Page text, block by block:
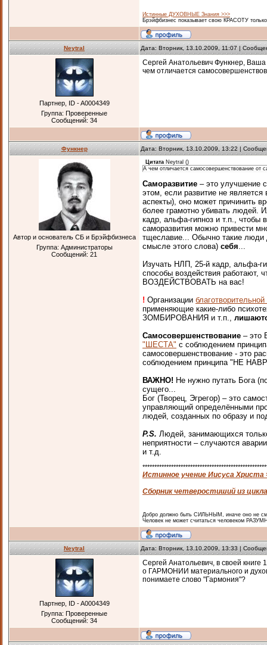
Истинные ДУХОВНЫЕ Знания >>>
Брэйфбизнес показывает свою КРАСОТУ
Neytral Дата: Вторник, 13.10.2009, 11:07 |
Партнер, ID - A0004349
Группа: Проверенные
Сообщений: 34
Сергей Анатольевич Функнер, Ваша
чем отличается
Функнер Дата: Вторник, 13.10.2009, 13:22 |
Автор и основатель СБ и Брэйфбизнеса
Группа: Администраторы
Сообщений: 21
Цитата Neytral ()
А чем отличается самосовершенствование от
Саморазвитие – это улучшение
этом, если развитие не
аспекты), оно может причинить
более грамотно убивать людей.
кадр, альфа-гипноз и т.п.,
саморазвития можно привести
тщеславие... Обычно такие люди
смысле этого слова) себя...
Изучать НЛП, 25-й кадр, альфа-
способы воздействия работают,
ВОЗДЕЙСТВОВАТЬ на вас!
! Организации
применяющие какие-либо
ЗОМБИРОВАНИЯ и т.п.,
Самосовершенствование – это
"ШЕСТА" с соблюдением
самосовершенствование - это
соблюдением принципа "НЕ
ВАЖНО! Не нужно путать Бога
сущего...
Бог (Творец, Эгрегор) – это
управляющий определёнными
людей, созданных по образу и
P.S. Людей, занимающихся
неприятности – случаются
и т.д.
Истинное учение Иисуса Христа
Сборник четверостиший из
Добро должно быть СИЛЬНЫМ, иначе оно не
Человек не может считаться человеком
Neytral Дата: Вторник, 13.10.2009, 13:33 |
Партнер, ID - A0004349
Группа: Проверенные
Сообщений: 34
Сергей Анатольевич, в своей книге
о ГАРМОНИИ материального и
понимаете слово "Гармония"?